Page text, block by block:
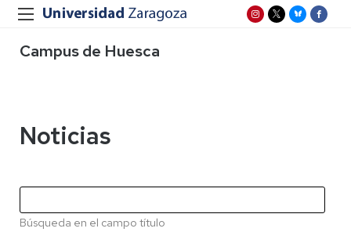
Campus de Huesca
Noticias
Búsqueda en el campo título